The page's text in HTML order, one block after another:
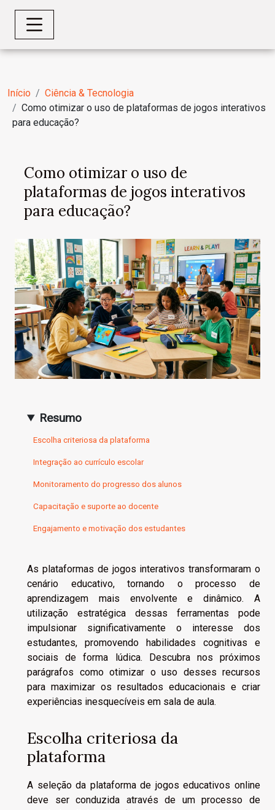
Início
Ciência & Tecnologia
Como otimizar o uso de plataformas de jogos interativos
para educação?
Como otimizar o uso de
plataformas de jogos interativos
para educação?
Resumo
Escolha criteriosa da plataforma
Integração ao currículo escolar
Monitoramento do progresso dos alunos
Capacitação e suporte ao docente
Engajamento e motivação dos estudantes
As plataformas de jogos interativos transformaram o
cenário educativo, tornando o processo de
aprendizagem mais envolvente e dinâmico. A
utilização estratégica dessas ferramentas pode
impulsionar significativamente o interesse dos
estudantes, promovendo habilidades cognitivas e
sociais de forma lúdica. Descubra nos próximos
parágrafos como otimizar o uso desses recursos
para maximizar os resultados educacionais e criar
experiências inesquecíveis em sala de aula.
Escolha criteriosa da
plataforma
A seleção da plataforma de jogos educativos online
deve ser conduzida através de um processo de